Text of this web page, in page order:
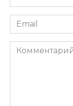
*
Email
*
Комментарий